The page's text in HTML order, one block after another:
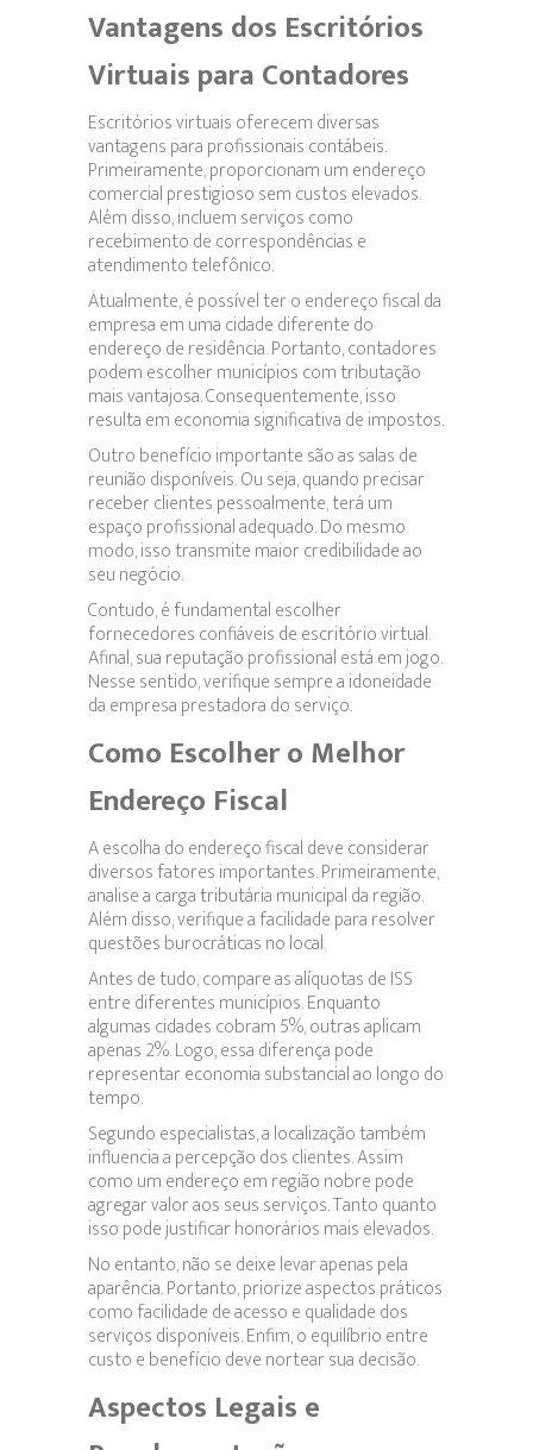
Vantagens dos Escritórios
Virtuais para Contadores
Escritórios virtuais oferecem diversas
vantagens para profissionais contábeis.
Primeiramente, proporcionam um endereço
comercial prestigioso sem custos elevados.
Além disso, incluem serviços como
recebimento de correspondências e
atendimento telefônico.
Atualmente, é possível ter o endereço fiscal da
empresa em uma cidade diferente do
endereço de residência. Portanto, contadores
podem escolher municípios com tributação
mais vantajosa. Consequentemente, isso
resulta em economia significativa de impostos.
Outro benefício importante são as salas de
reunião disponíveis. Ou seja, quando precisar
receber clientes pessoalmente, terá um
espaço profissional adequado. Do mesmo
modo, isso transmite maior credibilidade ao
seu negócio.
Contudo, é fundamental escolher
fornecedores confiáveis de escritório virtual.
Afinal, sua reputação profissional está em jogo.
Nesse sentido, verifique sempre a idoneidade
da empresa prestadora do serviço.
Como Escolher o Melhor
Endereço Fiscal
A escolha do endereço fiscal deve considerar
diversos fatores importantes. Primeiramente,
analise a carga tributária municipal da região.
Além disso, verifique a facilidade para resolver
questões burocráticas no local.
Antes de tudo, compare as alíquotas de ISS
entre diferentes municípios. Enquanto
algumas cidades cobram 5%, outras aplicam
apenas 2%. Logo, essa diferença pode
representar economia substancial ao longo do
tempo.
Segundo especialistas, a localização também
influencia a percepção dos clientes. Assim
como um endereço em região nobre pode
agregar valor aos seus serviços. Tanto quanto
isso pode justificar honorários mais elevados.
No entanto, não se deixe levar apenas pela
aparência. Portanto, priorize aspectos práticos
como facilidade de acesso e qualidade dos
serviços disponíveis. Enfim, o equilíbrio entre
custo e benefício deve nortear sua decisão.
Aspectos Legais e